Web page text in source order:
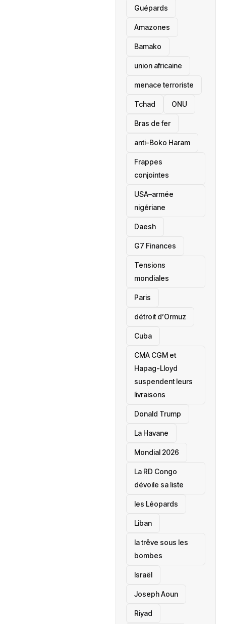
Guépards
Amazones
Bamako
union africaine
menace terroriste
‎Tchad ONU
Bras de fer
anti-Boko Haram
Frappes
conjointes
USA–armée
nigériane
Daesh
‎G7 Finances
Tensions
mondiales
Paris
détroit d’Ormuz
‎Cuba
CMA CGM et
Hapag-Lloyd
suspendent leurs
livraisons
Donald Trump
La Havane
Mondial 2026
La RD Congo
dévoile sa liste
les Léopards
‎Liban
la trêve sous les
bombes
Israël
Joseph Aoun
Riyad